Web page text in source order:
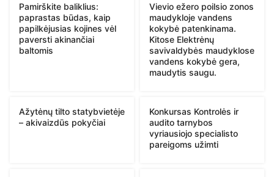
Pamirškite baliklius:
paprastas būdas, kaip
papilkėjusias kojines vėl
paversti akinančiai
baltomis
Vievio ežero poilsio zonos
maudykloje vandens
kokybė patenkinama.
Kitose Elektrėnų
savivaldybės maudyklose
vandens kokybė gera,
maudytis saugu.
Ažytėnų tilto statybvietėje
– akivaizdūs pokyčiai
Konkursas Kontrolės ir
audito tarnybos
vyriausiojo specialisto
pareigoms užimti